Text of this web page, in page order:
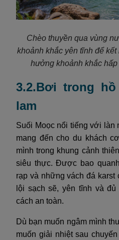
Chèo thuyền qua vùng
khoảnh khắc yên tĩnh để
hưởng khoảnh khắc hấp
3.2.Bơi trong
lam
Suối Moọc nổi tiếng với làn
mang đến cho du khách
mình trong khung cảnh
siêu thực. Được bao
rạp và những vách đá
lội sạch sẽ, yên tĩnh và
cách an toàn.
Dù bạn muốn ngâm mình
muốn giải nhiệt sau